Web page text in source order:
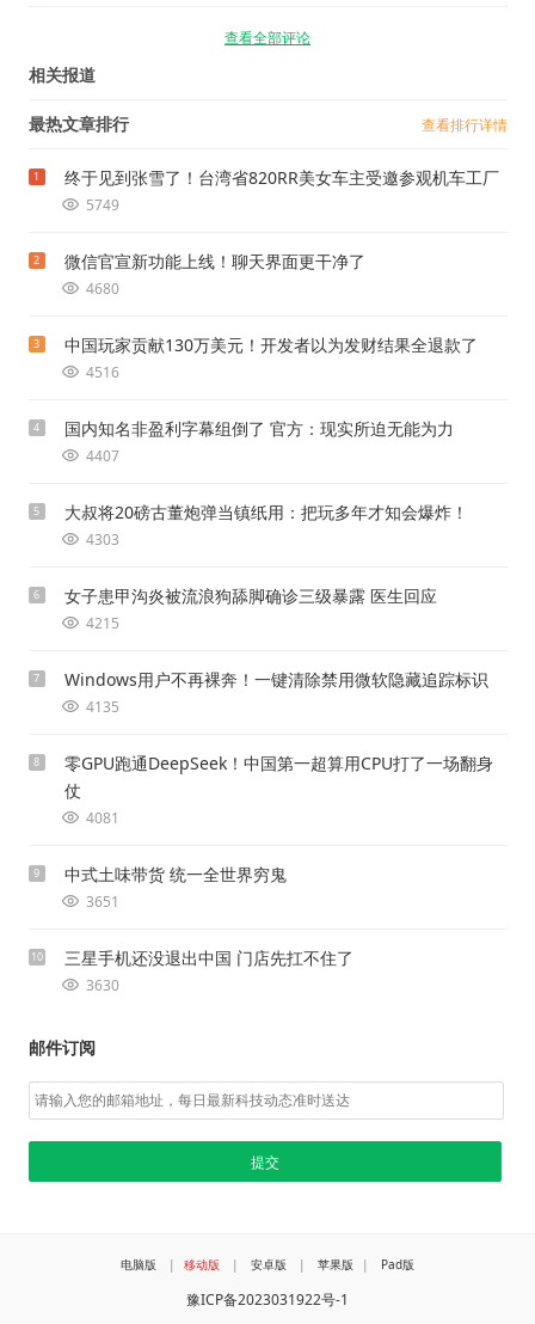
查看全部评论
相关报道
最热文章排行 查看排行详情
1 终于见到张雪了！台湾省820RR美女车主受邀参观机车工厂
5749
2 微信官宣新功能上线！聊天界面更干净了
4680
3 中国玩家贡献130万美元！开发者以为发财结果全退款了
4516
4 国内知名非盈利字幕组倒了 官方：现实所迫无能为力
4407
5 大叔将20磅古董炮弹当镇纸用：把玩多年才知会爆炸！
4303
6 女子患甲沟炎被流浪狗舔脚确诊三级暴露 医生回应
4215
7 Windows用户不再裸奔！一键清除禁用微软隐藏追踪标识
4135
8
零GPU跑通DeepSeek！中国第一超算用CPU打了一场翻身
仗
4081
9 中式土味带货 统一全世界穷鬼
3651
10 三星手机还没退出中国 门店先扛不住了
3630
邮件订阅
电脑版 | 移动版 | 安卓版 | 苹果版 | Pad版
豫ICP备2023031922号-1